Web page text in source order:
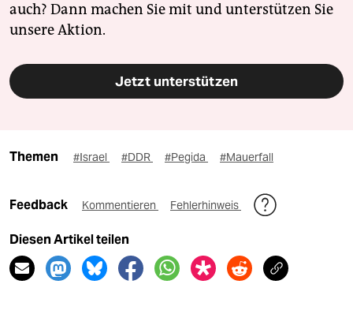
auch? Dann machen Sie mit und unterstützen Sie
unsere Aktion.
Jetzt unterstützen
Themen #Israel #DDR #Pegida #Mauerfall
Feedback Kommentieren Fehlerhinweis
Diesen Artikel teilen